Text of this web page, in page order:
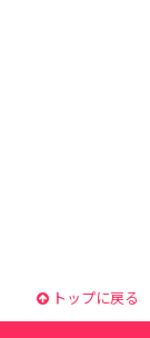
トップに戻る